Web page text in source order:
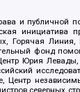
и публичной
инициатива
Горячая
фонд
Юрия
Центр